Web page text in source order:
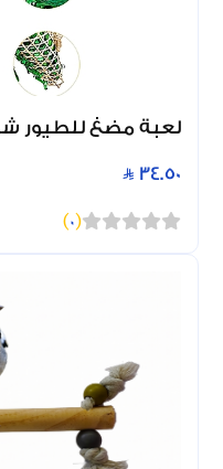
لعبة مضغ للطيور
34.50
(
0
)